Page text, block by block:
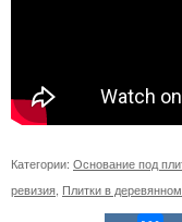
Категории: Основание под
ревизия Плитки в